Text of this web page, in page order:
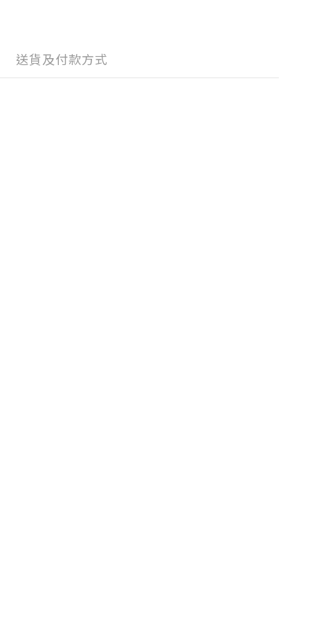
送貨及付款方式